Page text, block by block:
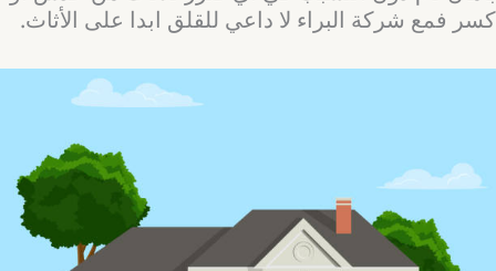
كسر فمع شركة البراء لا داعي للقلق ابدا على الأثاث.